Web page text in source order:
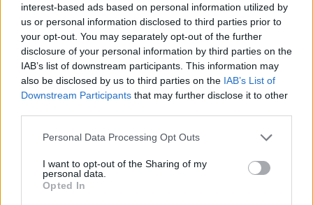
interest-based ads based on personal information utilized by
us or personal information disclosed to third parties prior to
your opt-out. You may separately opt-out of the further
disclosure of your personal information by third parties on the
IAB’s list of downstream participants. This information may
also be disclosed by us to third parties on the IAB’s List of
Downstream Participants that may further disclose it to other
Personal Data Processing Opt Outs
I want to opt-out of the Sharing of my
personal data.
Opted In
Fotocamera
Posteriore
64MP Principale, F1.8, AF
8MP Ultra
Grandangolare, F2.2
2MP di Profondità, F2.4
2MP Macro, F2.4
Frontale
20MP, F2.2
Batteria
Memoria